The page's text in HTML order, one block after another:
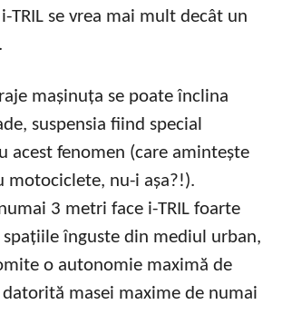
TRIL se vrea mai mult decât un
mașinuța se poate înclina
suspensia fiind special
acest fenomen (care amintește
motociclete, nu-i așa?!).
3 metri face i-TRIL foarte
înguste din mediul urban,
o autonomie maximă de
masei maxime de numai